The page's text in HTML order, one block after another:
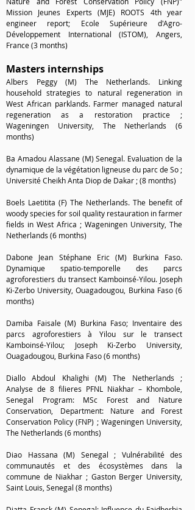
Mission Jeunes Experts (MJE) ROOTS 4th year
engineer report; Ecole Supérieure d'Agro-
Développement International (ISTOM) , Angers,
France(3 months)
Masters internships
Albers Peggy (M) The Netherlands. Linking
household strategies to natural regeneration in
West African parklands. Farmer managed natural
regeneration as a restoration practice ;
Wageningen University, The Netherlands (6
months)
Ba Amadou Alassane (M) Senegal. Evaluation de la
dynamique de la végétation ligneuse du parc de So ;
Université Cheikh Anta Diop de Dakar ; (8 months)
Boels Laetitita (F) The Netherlands. The benefit of
woody species for soil quality restauration in farmer
fields in West Africa ; Wageningen University, The
Netherlands (6 months)
Dabone Jean Stéphane Eric (M) Burkina Faso.
Dynamique spatio-temporelle des parcs
agroforestiers du transect Kamboinsé-Yilou. Joseph
Ki-Zerbo University, Ouagadougou, Burkina Faso (6
months)
Damiba Faisale (M) Burkina Faso; Inventaire des
parcs agroforestiers à Yilou sur le transect
Kamboinsé-Yilou; Joseph Ki-Zerbo University,
Ouagadougou, Burkina Faso (6 months)
Diallo Abdoul Khalighi (M) The Netherlands ;
Analyse de 8 filieres PFNL Niakhar – Khombole,
Senegal Program: MSc Forest and Nature
Conservation, Department: Nature and Forest
Conservation Policy (FNP) ; Wageningen University,
The Netherlands (6 months)
Diao Hassana (M) Senegal ; Vulnérabilité des
communautés et des écosystèmes dans la
commune de Niakhar ; Gaston Berger University,
Saint Louis, Senegal (8 months)